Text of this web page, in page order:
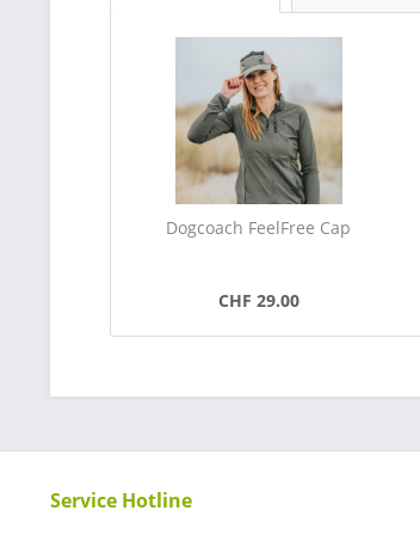
Dogcoach FeelFree Cap
CHF 29.00
Service Hotline